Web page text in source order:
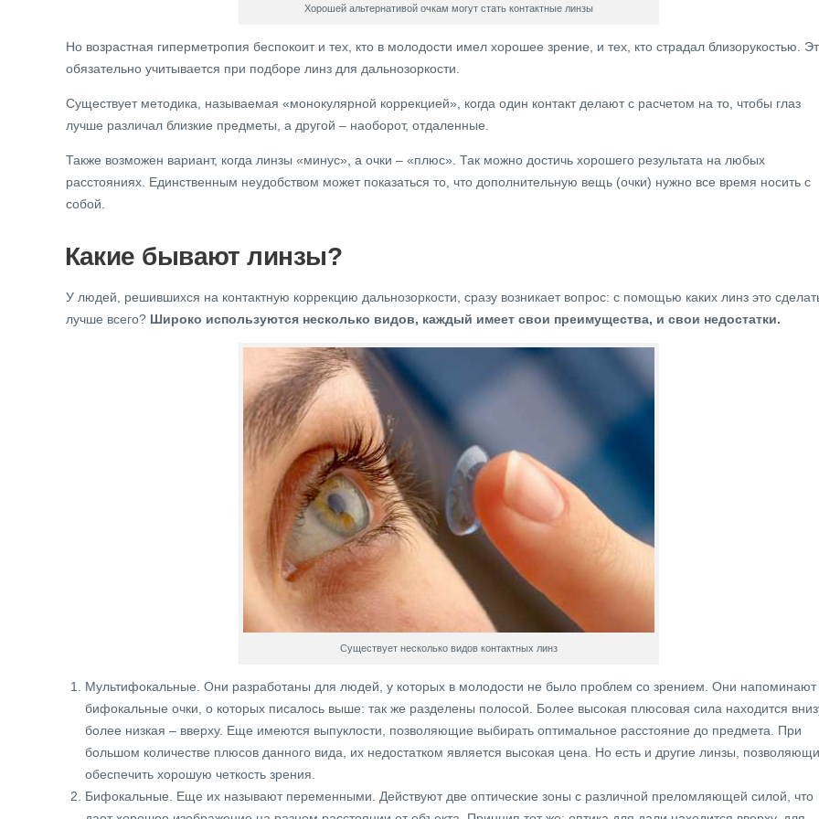
Хорошей альтернативой очкам могут стать контактные линзы
Но возрастная гиперметропия беспокоит и тех, кто в молодости имел хорошее зрение, и тех, кто страдал близорукостью.
обязательно учитывается при подборе линз для дальнозоркости.
Существует методика, называемая «монокулярной коррекцией», когда один контакт делают с расчетом на то, чтобы глаз
лучше различал близкие предметы, а другой – наоборот, отдаленные.
Также возможен вариант, когда линзы «минус», а очки – «плюс». Так можно достичь хорошего результата на любых
расстояниях. Единственным неудобством может показаться то, что дополнительную вещь (очки) нужно все время носить с
собой.
Какие бывают линзы?
У людей, решившихся на контактную коррекцию дальнозоркости, сразу возникает вопрос: с помощью каких линз это
лучше всего? Широко используются несколько видов, каждый имеет свои преимущества, и свои недостатки.
Существует несколько видов контактных линз
Мультифокальные. Они разработаны для людей, у которых в молодости не было проблем со зрением. Они напоминают
бифокальные очки, о которых писалось выше: так же разделены полосой. Более высокая плюсовая сила находится
более низкая – вверху. Еще имеются выпуклости, позволяющие выбирать оптимальное расстояние до предмета. При
большом количестве плюсов данного вида, их недостатком является высокая цена. Но есть и другие линзы,
обеспечить хорошую четкость зрения.
Бифокальные. Еще их называют переменными. Действуют две оптические зоны с различной преломляющей силой, что